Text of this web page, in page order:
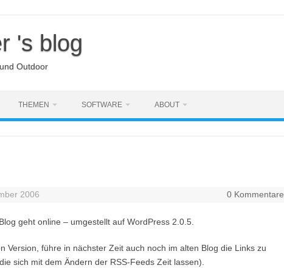
's blog
Outdoor
THEMEN SOFTWARE ABOUT
2006 0 Kommentare
geht online – umgestellt auf WordPress 2.0.5.
Version, führe in nächster Zeit auch noch im alten Blog die Links zu
sich mit dem Ändern der RSS-Feeds Zeit lassen).